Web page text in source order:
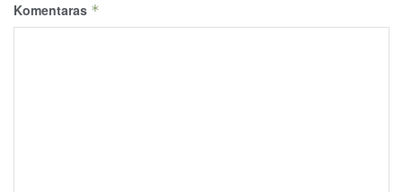
Komentaras *